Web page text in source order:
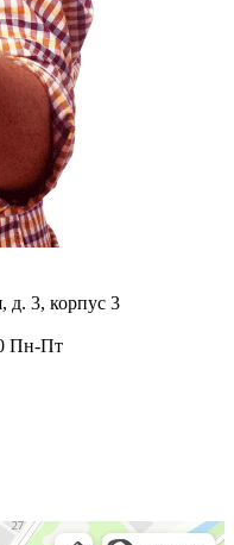
д. 3, корпус 3
Пн-Пт